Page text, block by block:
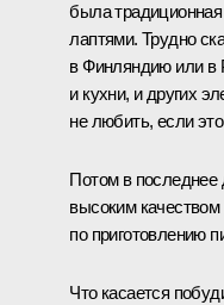
была традиционная
лаптями. Трудно
в Финляндию или в
и кухни, и других
не любить, если
Потом в последнее
высоким качеством
по приготовлению
Что касается